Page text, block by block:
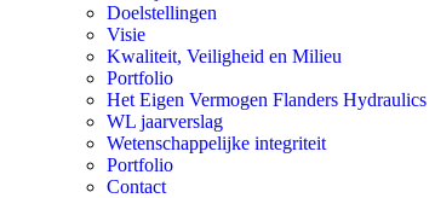
Doelstellingen
Visie
Kwaliteit, Veiligheid en Milieu
Portfolio
Het Eigen Vermogen Flanders Hydraulics
WL jaarverslag
Wetenschappelijke integriteit
Portfolio
Contact